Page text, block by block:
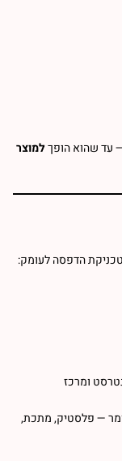
עד שהוא הופךלמוצר
הדפסה לעומק:
ומרכז
— פלסטיק, מתכת,